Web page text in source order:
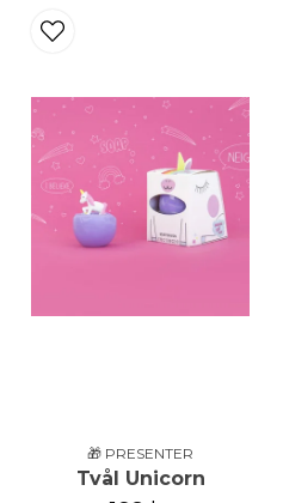
🎁 PRESENTER
Tvål Unicorn